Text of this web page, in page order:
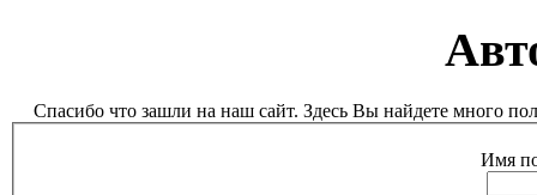
Спасибо что зашли на наш сайт. Здесь Вы найдете много
Имя